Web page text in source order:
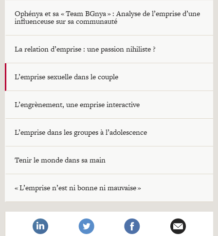
Ophénya et sa « Team BGnya » : Analyse de l’emprise d’une
influenceuse sur sa communauté
La relation d’emprise : une passion nihiliste ?
L’emprise sexuelle dans le couple
L’engrènement, une emprise interactive
L’emprise dans les groupes à l’adolescence
Tenir le monde dans sa main
« L’emprise n’est ni bonne ni mauvaise »